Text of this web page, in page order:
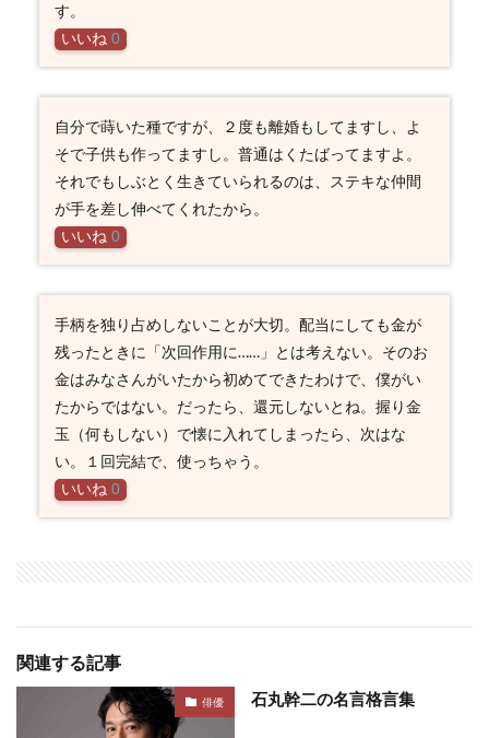
す。
いいね 0
自分で蒔いた種ですが、２度も離婚もしてますし、よ
そで子供も作ってますし。普通はくたばってますよ。
それでもしぶとく生きていられるのは、ステキな仲間
が手を差し伸べてくれたから。
いいね 0
手柄を独り占めしないことが大切。配当にしても金が
残ったときに「次回作用に……」とは考えない。そのお
金はみなさんがいたから初めてできたわけで、僕がい
たからではない。だったら、還元しないとね。握り金
玉（何もしない）で懐に入れてしまったら、次はな
い。１回完結で、使っちゃう。
いいね 0
関連する記事
俳優 石丸幹二の名言格言集